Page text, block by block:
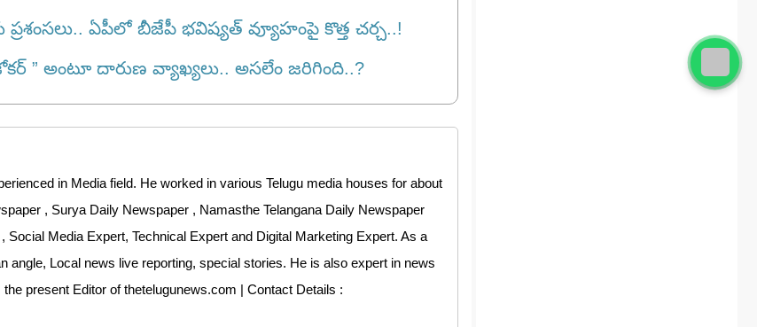
ఏపీలో బీజేపీ భవిష్యత్ వ్యూహంపై కొత్త చర్చ..!
” అంటూ దారుణ వ్యాఖ్యలు.. అస‌లేం జ‌రిగింది..?
in Media field. He worked in various Telugu media houses for about
, Surya Daily Newspaper , Namasthe Telangana Daily Newspaper
Social Media Expert, Technical Expert and Digital Marketing Expert. As a
angle, Local news live reporting, special stories. He is also expert in news
present Editor of thetelugunews.com | Contact Details :